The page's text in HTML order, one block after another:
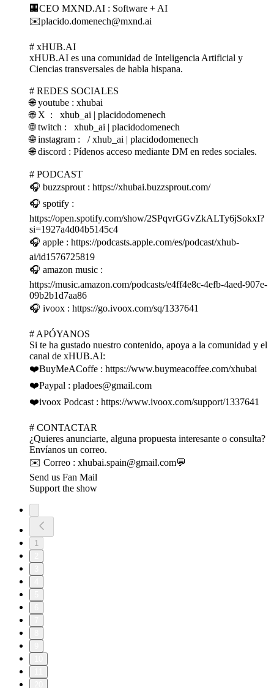
🏢CEO MXND.AI : Software + AI
✉️placido.domenech@mxnd.ai
# xHUB.AI
xHUB.AI es una comunidad de Inteligencia Artificial y
Ciencias transversales de habla hispana.
# REDES SOCIALES
🌐 youtube : xhubai
🌐 X : xhub_ai | placidodomenech
🌐 twitch : xhub_ai | placidodomenech
🌐 instagram : / xhub_ai | placidodomenech
🌐 discord : Pídenos acceso mediante DM en redes sociales.
# PODCAST
🎧 buzzsprout : https://xhubai.buzzsprout.com/
🎧 spotify :
https://open.spotify.com/show/2SPqvrGGvZkALTy6jSokxI?
si=1927a4d04b5145c4
🎧 apple : https://podcasts.apple.com/es/podcast/xhub-
ai/id1576725819
🎧 amazon music :
https://music.amazon.com/podcasts/e4ff4e8c-4efb-4aed-907e-
09b2b1d7aa86
🎧 ivoox : https://go.ivoox.com/sq/1337641
# APÓYANOS
Si te ha gustado nuestro contenido, apoya a la comunidad y el
canal de xHUB.AI:
❤️BuyMeACoffe : https://www.buymeacoffee.com/xhubai
❤️Paypal : pladoes@gmail.com
❤️ivoox Podcast : https://www.ivoox.com/support/1337641
# CONTACTAR
¿Quieres anunciarte, alguna propuesta interesante o consulta?
Envíanos un correo.
✉️ Correo : xhubai.spain@gmail.com💬
Send us Fan Mail
Support the show
1